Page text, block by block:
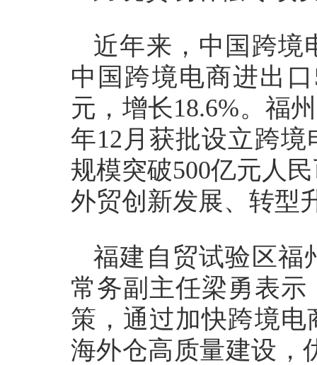
近年来，中国跨境
中国跨境电商进出
元，增长18.6%。福
年12月获批设立跨
规模突破500亿元人
外贸创新发展、转型
福建自贸试验区福
常务副主任梁勇表
策，通过加快跨境
海外仓高质量建设，